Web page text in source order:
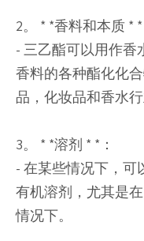
2。 * *香料和本质 * *
- 三乙酯可以用作香
香料的各种酯化化
品，化妆品和香水行
3。 * *溶剂 * *：
- 在某些情况下，可
有机溶剂，尤其是
情况下。